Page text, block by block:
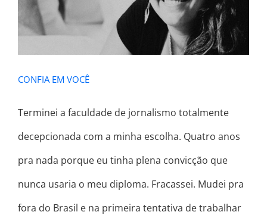
CONFIA EM VOCÊ
Terminei a faculdade de jornalismo totalmente
decepcionada com a minha escolha. Quatro anos
pra nada porque eu tinha plena convicção que
nunca usaria o meu diploma. Fracassei. Mudei pra
fora do Brasil e na primeira tentativa de trabalhar